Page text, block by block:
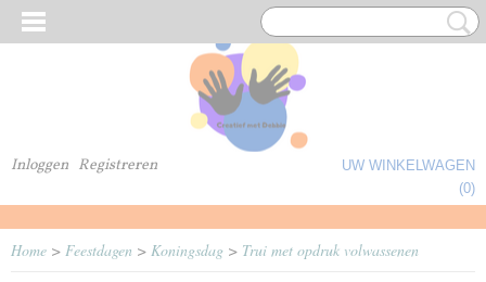
Inloggen Registreren
UW WINKELWAGEN
(0)
Home > Feestdagen > Koningsdag > Trui met opdruk volwassenen